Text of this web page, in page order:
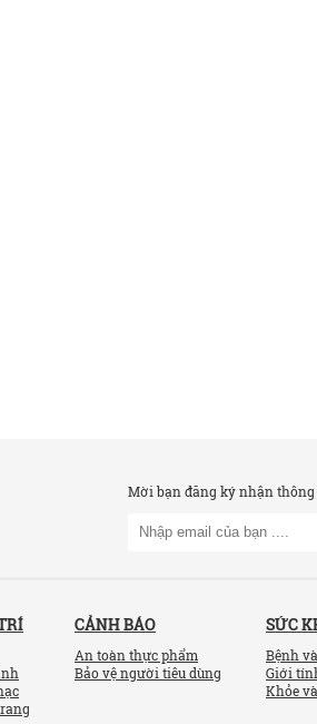
Mời bạn đăng ký nhận
CẢNH BÁO
An toàn thực phẩm
Bảo vệ người tiêu dùng
SỨC
Bệnh
Giới
Khỏe